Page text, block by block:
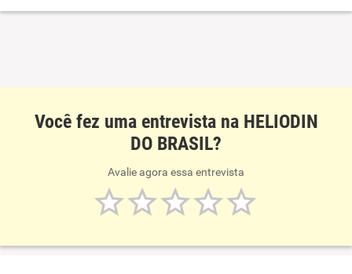
Você fez uma entrevista na HELIODIN
DO BRASIL?
Avalie agora essa entrevista